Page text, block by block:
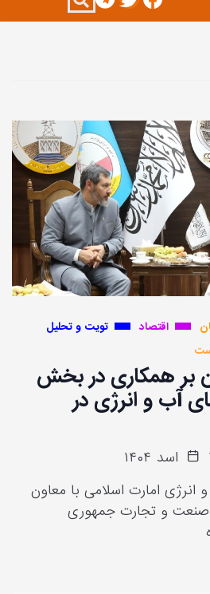
اقتصاد
تویت و تحلیل
بر همکاری در بخش
آب و انرژی در
امارت اسلامی با معاون
و تجارت جمهوری